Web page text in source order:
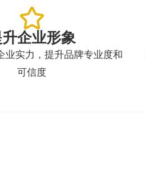
企业形象
业实力，提升品牌专业度和
可信度